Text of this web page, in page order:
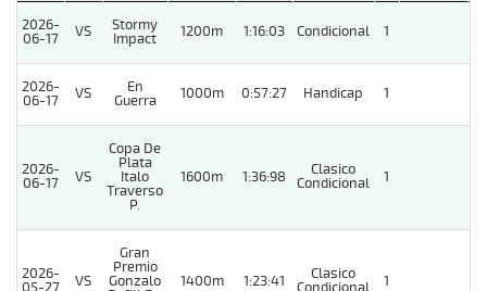
2026-
06-17
VS
Stormy
Impact
1200m 1:16:03 Condicional 1
2026-
06-17
VS
En
Guerra
1000m 0:57:27 Handicap 1
2026-
06-17
VS
Copa De
Plata
Italo
Traverso
P.
1600m 1:36:98
Clasico
Condicional
1
2026-
VS
Gran
Premio
Gonzalo
1400m 1:23:41
Clasico
1